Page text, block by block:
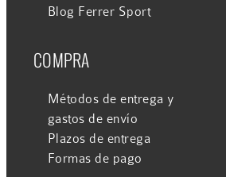
Blog Ferrer Sport
COMPRA
Métodos de entrega y
gastos de envío
Plazos de entrega
Formas de pago